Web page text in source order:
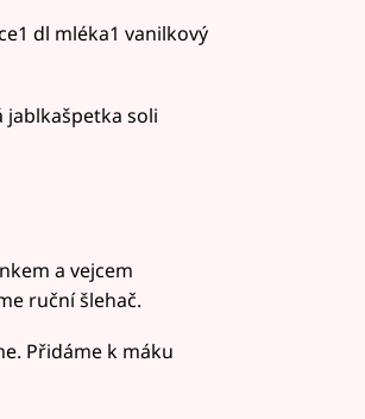
dl mléka1 vanilkový
jablkašpetka soli
a vejcem
ruční šlehač.
Přidáme k máku